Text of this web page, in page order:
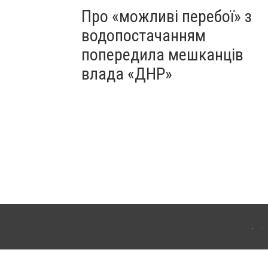
Про «можливі перебої» з
водопостачанням
попередила мешканців
влада «ДНР»